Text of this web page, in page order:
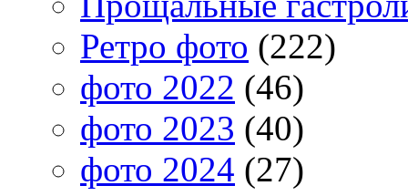
Ретро фото (222)
фото 2022 (46)
фото 2023 (40)
фото 2024 (27)